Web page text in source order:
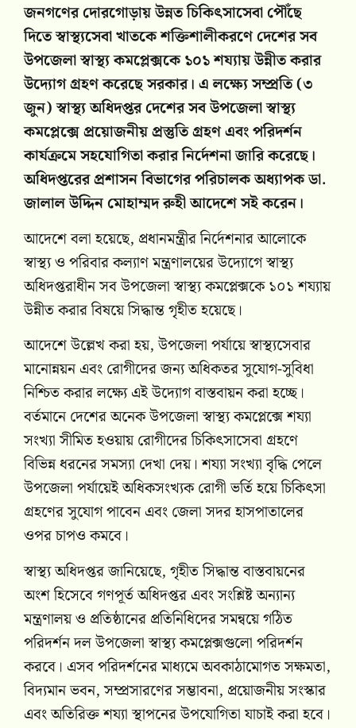
জনগণের দোরগোড়ায় উন্নত চিকিৎসাসেবা পৌঁছে
দিতে স্বাস্থ্যসেবা খাতকে শক্তিশালীকরণে দেশের সব
উপজেলা স্বাস্থ্য কমপ্লেক্সকে ১০১ শয্যায় উন্নীত করার
উদ্যোগ গ্রহণ করেছে সরকার। এ লক্ষ্যে সম্প্রতি (৩
জুন) স্বাস্থ্য অধিদপ্তর দেশের সব উপজেলা স্বাস্থ্য
কমপ্লেক্সে প্রয়োজনীয় প্রস্তুতি গ্রহণ এবং পরিদর্শন
কার্যক্রমে সহযোগিতা করার নির্দেশনা জারি করেছে।
অধিদপ্তরের প্রশাসন বিভাগের পরিচালক অধ্যাপক ডা.
জালাল উদ্দিন মোহাম্মদ রুহী আদেশে সই করেন।
আদেশে বলা হয়েছে, প্রধানমন্ত্রীর নির্দেশনার আলোকে
স্বাস্থ্য ও পরিবার কল্যাণ মন্ত্রণালয়ের উদ্যোগে স্বাস্থ্য
অধিদপ্তরাধীন সব উপজেলা স্বাস্থ্য কমপ্লেক্সকে ১০১ শয্যায়
উন্নীত করার বিষয়ে সিদ্ধান্ত গৃহীত হয়েছে।
আদেশে উল্লেখ করা হয়, উপজেলা পর্যায়ে স্বাস্থ্যসেবার
মানোন্নয়ন এবং রোগীদের জন্য অধিকতর সুযোগ-সুবিধা
নিশ্চিত করার লক্ষ্যে এই উদ্যোগ বাস্তবায়ন করা হচ্ছে।
বর্তমানে দেশের অনেক উপজেলা স্বাস্থ্য কমপ্লেক্সে শয্যা
সংখ্যা সীমিত হওয়ায় রোগীদের চিকিৎসাসেবা গ্রহণে
বিভিন্ন ধরনের সমস্যা দেখা দেয়। শয্যা সংখ্যা বৃদ্ধি পেলে
উপজেলা পর্যায়েই অধিকসংখ্যক রোগী ভর্তি হয়ে চিকিৎসা
গ্রহণের সুযোগ পাবেন এবং জেলা সদর হাসপাতালের
ওপর চাপও কমবে।
স্বাস্থ্য অধিদপ্তর জানিয়েছে, গৃহীত সিদ্ধান্ত বাস্তবায়নের
অংশ হিসেবে গণপূর্ত অধিদপ্তর এবং সংশ্লিষ্ট অন্যান্য
মন্ত্রণালয় ও প্রতিষ্ঠানের প্রতিনিধিদের সমন্বয়ে গঠিত
পরিদর্শন দল উপজেলা স্বাস্থ্য কমপ্লেক্সগুলো পরিদর্শন
করবে। এসব পরিদর্শনের মাধ্যমে অবকাঠামোগত সক্ষমতা,
বিদ্যমান ভবন, সম্প্রসারণের সম্ভাবনা, প্রয়োজনীয় সংস্কার
এবং অতিরিক্ত শয্যা স্থাপনের উপযোগিতা যাচাই করা হবে।